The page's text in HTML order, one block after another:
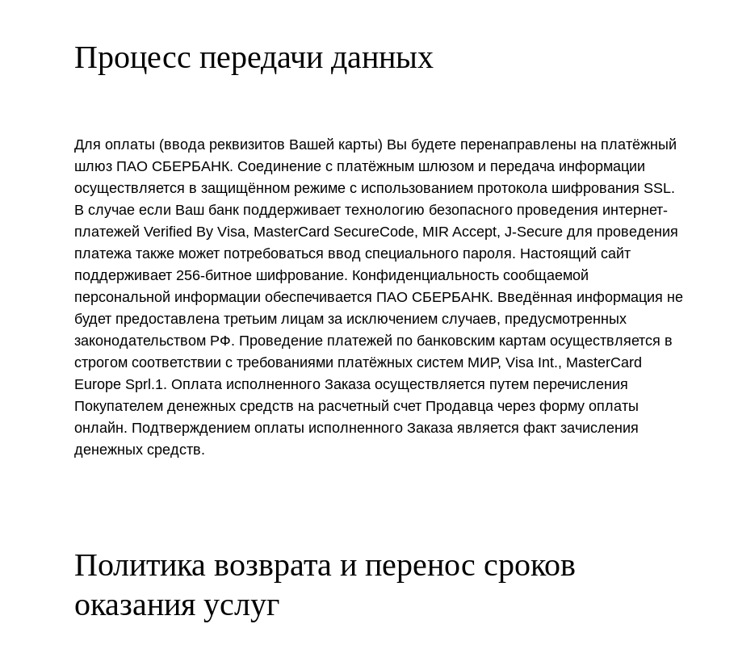
Процесс передачи данных
Для оплаты (ввода реквизитов Вашей карты) Вы будете перенаправлены на платёжный
шлюз ПАО СБЕРБАНК. Соединение с платёжным шлюзом и передача информации
осуществляется в защищённом режиме с использованием протокола шифрования SSL.
В случае если Ваш банк поддерживает технологию безопасного проведения интернет-
платежей Verified By Visa, MasterCard SecureCode, MIR Accept, J-Secure для проведения
платежа также может потребоваться ввод специального пароля. Настоящий сайт
поддерживает 256-битное шифрование. Конфиденциальность сообщаемой
персональной информации обеспечивается ПАО СБЕРБАНК. Введённая информация не
будет предоставлена третьим лицам за исключением случаев, предусмотренных
законодательством РФ. Проведение платежей по банковским картам осуществляется в
строгом соответствии с требованиями платёжных систем МИР, Visa Int., MasterCard
Europe Sprl.1. Оплата исполненного Заказа осуществляется путем перечисления
Покупателем денежных средств на расчетный счет Продавца через форму оплаты
онлайн. Подтверждением оплаты исполненного Заказа является факт зачисления
денежных средств.
Политика возврата и перенос сроков
оказания услуг